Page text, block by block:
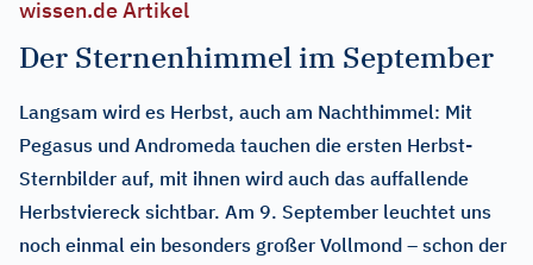
wissen.de Artikel
Der Sternenhimmel im September
Langsam wird es Herbst, auch am Nachthimmel: Mit
Pegasus und Andromeda tauchen die ersten Herbst-
Sternbilder auf, mit ihnen wird auch das auffallende
Herbstviereck sichtbar. Am 9. September leuchtet uns
noch einmal ein besonders großer Vollmond – schon der